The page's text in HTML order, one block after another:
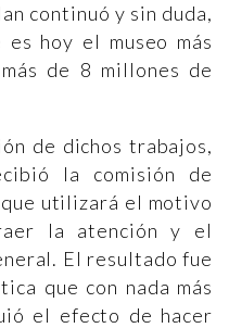
continuó y sin duda,
hoy el museo más
de 8 millones de
de dichos trabajos,
la comisión de
utilizará el motivo
la atención y el
El resultado fue
que con nada más
el efecto de hacer